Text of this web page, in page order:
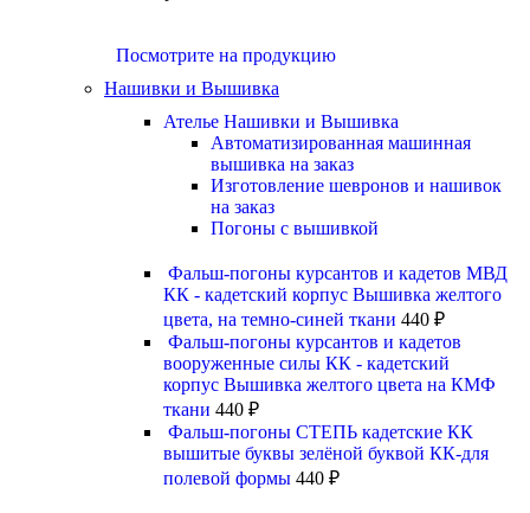
Посмотрите на продукцию
Нашивки и Вышивка
Ателье Нашивки и Вышивка
Автоматизированная машинная
вышивка на заказ
Изготовление шевронов и нашивок
на заказ
Погоны с вышивкой
Фальш-погоны курсантов и кадетов МВД
КК - кадетский корпус Вышивка желтого
цвета, на темно-синей ткани 440 ₽
Фальш-погоны курсантов и кадетов
вооруженные силы КК - кадетский
корпус Вышивка желтого цвета на КМФ
ткани 440 ₽
Фальш-погоны СТЕПЬ кадетские КК
вышитые буквы зелёной буквой КК-для
полевой формы 440 ₽